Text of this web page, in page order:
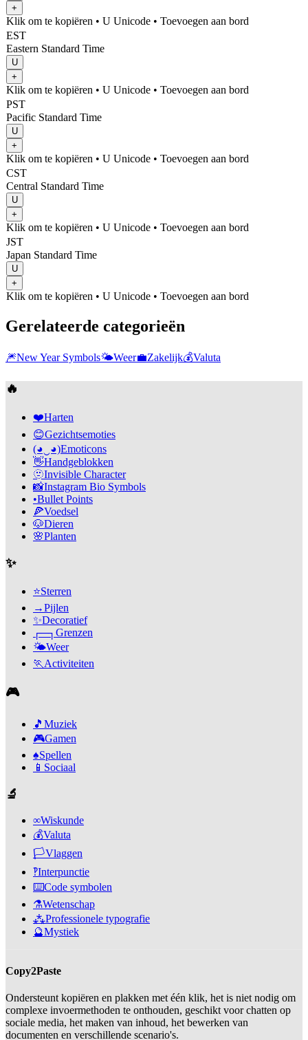
+
Klik om te kopiëren • U Unicode • Toevoegen aan bord
EST
Eastern Standard Time
U
+
Klik om te kopiëren • U Unicode • Toevoegen aan bord
PST
Pacific Standard Time
U
+
Klik om te kopiëren • U Unicode • Toevoegen aan bord
CST
Central Standard Time
U
+
Klik om te kopiëren • U Unicode • Toevoegen aan bord
JST
Japan Standard Time
U
+
Klik om te kopiëren • U Unicode • Toevoegen aan bord
Gerelateerde categorieën
🎆New Year Symbols🌤️Weer💼Zakelijk💰Valuta
🔥
❤️Harten
😊Gezichtsemoties
(◕‿◕)Emoticons
👋Handgeblokken
🫥Invisible Character
📸Instagram Bio Symbols
•Bullet Points
🍕Voedsel
🐶Dieren
🌸Planten
✨
⭐Sterren
→Pijlen
✨Decoratief
┌─┐ Grenzen
🌤️Weer
🏃 Activiteiten
🎮
🎵 Muziek
🎮Gamen
♠️Spellen
📱 Sociaal
🔬
∞Wiskunde
💰Valuta
🏳️Vlaggen
‽Interpunctie
⌨️Code symbolen
⚗️Wetenschap
⁂Professionele typografie
🔮Mystiek
Copy2Paste
Ondersteunt kopiëren en plakken met één klik, het is niet nodig om
complexe invoermethoden te onthouden, geschikt voor chatten op
sociale media, het maken van inhoud, het bewerken van
documenten en verschillende scenario's.